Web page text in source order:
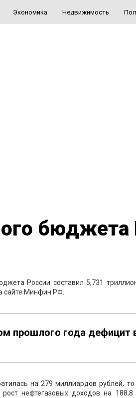
Экономика Недвижимость
бюджета
России составил 5,731
сайте Минфин РФ.
прошлого года дефицит
на 279 миллиардов рублей,
нефтегазовых доходов на